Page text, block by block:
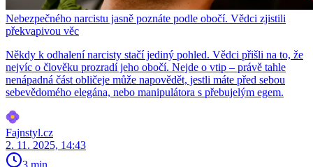
Nebezpečného narcistu jasně poznáte podle obočí. Vědci zjistili
překvapivou věc
Někdy k odhalení narcisty stačí jediný pohled. Vědci přišli na to, že
nejvíc o člověku prozradí jeho obočí. Nejde o vtip – právě tahle
nenápadná část obličeje může napovědět, jestli máte před sebou
sebevědomého elegána, nebo manipulátora s přebujelým egem.
Fajnstyl.cz
2. 11. 2025, 14:43
3 min